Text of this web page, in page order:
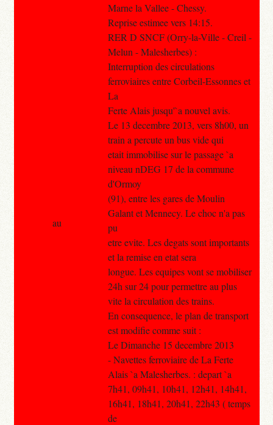
Marne la Vallee - Chessy.
Reprise estimee vers 14:15.
RER D SNCF (Orry-la-Ville - Creil -
Melun - Malesherbes) :
Interruption des circulations
ferroviaires entre Corbeil-Essonnes et
La
Ferte Alais jusqu'`a nouvel avis.
Le 13 decembre 2013, vers 8h00, un
train a percute un bus vide qui
etait immobilise sur le passage `a
niveau nDEG 17 de la commune
d'Ormoy
(91), entre les gares de Moulin
Galant et Mennecy. Le choc n'a pas
pu
etre evite. Les degats sont importants
et la remise en etat sera
longue. Les equipes vont se mobiliser
24h sur 24 pour permettre au plus
vite la circulation des trains.
En consequence, le plan de transport
est modifie comme suit :
Le Dimanche 15 decembre 2013
- Navettes ferroviaire de La Ferte
Alais `a Malesherbes. : depart `a
7h41, 09h41, 10h41, 12h41, 14h41,
16h41, 18h41, 20h41, 22h43 ( temps
de
au